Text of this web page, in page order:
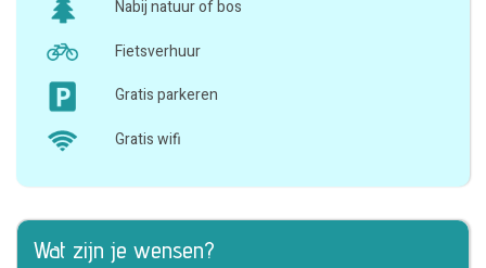
Nabij natuur of bos
Fietsverhuur
Gratis parkeren
Gratis wifi
Wat zijn je wensen?